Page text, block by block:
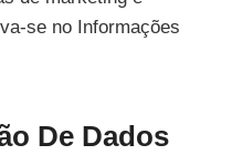
se no Informações
De Dados